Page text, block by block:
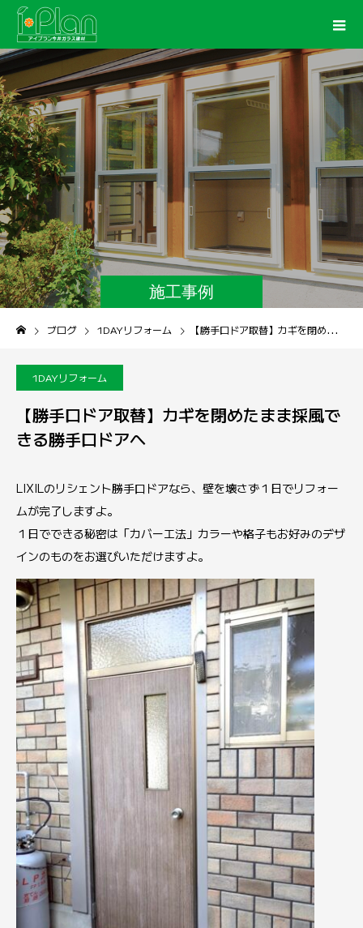
施工事例
ブログ 1DAYリフォーム 【勝手口ドア取替】カギを閉めたまま採風できる勝手口ドアへ
1DAYリフォーム
【勝手口ドア取替】カギを閉めたまま採風で
きる勝手口ドアへ
LIXILのリシェント勝手口ドアなら、壁を壊さず１日でリフォー
ムが完了しますよ。
１日でできる秘密は「カバー工法」カラーや格子もお好みのデザ
インのものをお選びいただけますよ。